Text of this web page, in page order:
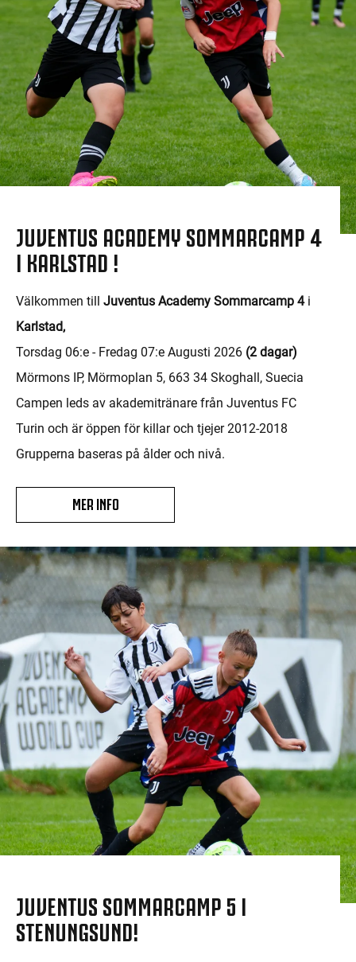
JUVENTUS ACADEMY SOMMARCAMP 4
I KARLSTAD !
Välkommen till Juventus Academy Sommarcamp 4i
Karlstad,
Torsdag 06:e - Fredag 07:e Augusti 2026 (2 dagar)
Mörmons IP, Mörmoplan 5, 663 34 Skoghall, Suecia
Campen leds av akademitränare från Juventus FC
Turin och är öppen för killar och tjejer 2012-2018
Grupperna baseras på ålder och nivå.
MER INFO
JUVENTUS SOMMARCAMP 5 I
STENUNGSUND!